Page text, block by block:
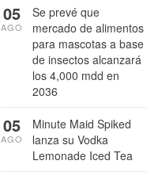
Se prevé que
mercado de alimentos
para mascotas a base
de insectos alcanzará
los 4,000 mdd en
2036
05
AGO
Minute Maid Spiked
lanza su Vodka
Lemonade Iced Tea
05
AGO